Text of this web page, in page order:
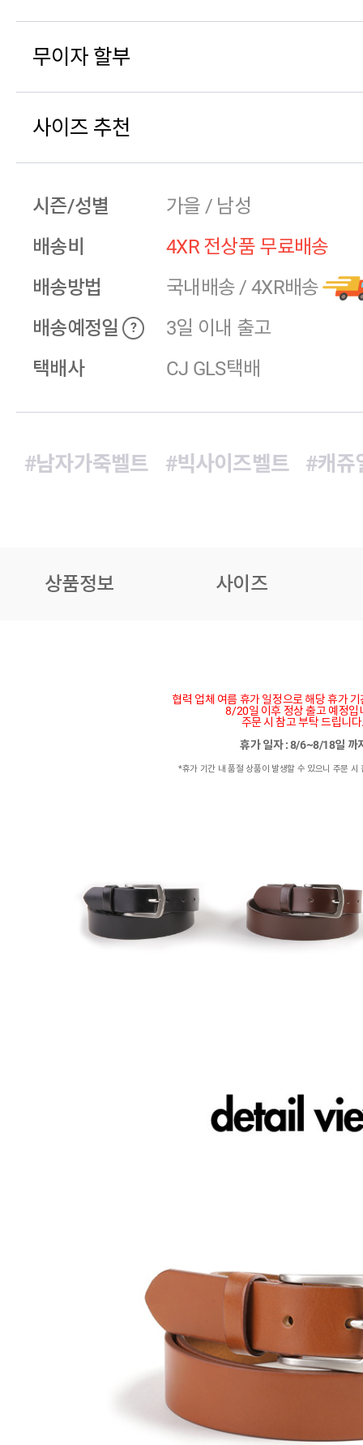
무이자 할부
사이즈 추천
시즌/성별
가을 / 남성
배송비
4XR 전상품 무료배송
배송방법
국내배송 / 4XR배송
배송예정일
?
3일 이내 출고
택배사
CJ GLS택배
#남자가죽벨트 #빅사이즈벨트 #캐쥬
상품정보 사이즈
협력 업체 여름 휴가 일정으로 해당 휴가
8/20일 이후 정상 출고 예정입
주문 시 참고 부탁 드립니
휴가 일자 : 8/6~8/18일 까
*휴가 기간 내 품절 상품이 발생할 수 있으니 주문 시